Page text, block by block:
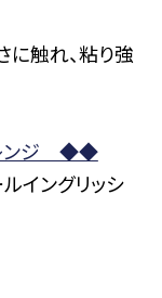
に触れ、粘り強
レンジ ◆◆
イングリッシ